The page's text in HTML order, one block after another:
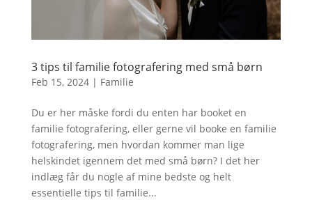
3 tips til familie fotografering med små børn
Feb 15, 2024| Familie
Du er her måske fordi du enten har booket en
familie fotografering, eller gerne vil booke en familie
fotografering, men hvordan kommer man lige
helskindet igennem det med små børn? I det her
indlæg får du nogle af mine bedste og helt
essentielle tips til familie...